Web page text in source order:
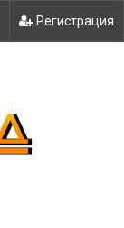
Регистрация